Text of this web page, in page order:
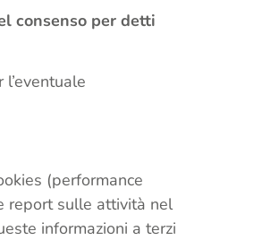
consenso per detti
(performance
report sulle attività nel
informazioni a terzi